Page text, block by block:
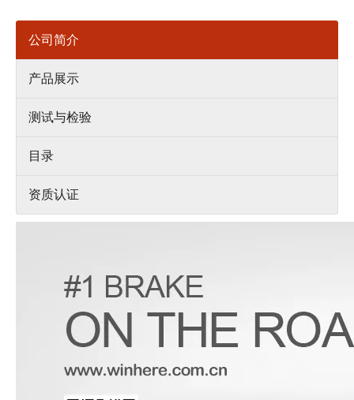
公司简介
产品展示
测试与检验
目录
资质认证